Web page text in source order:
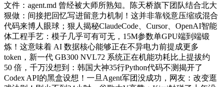
文件：agent.md 曾经被大师所熟知。陈天桥旗下团队结合北大
狠做：间接把回忆写进留意力机制！这并非靠锐意压缩或混合
代码来博人眼球；狠人揭秘ClaudeCode、Cursor、OpenAI智能
体工程手艺：模子几乎可有可无，15M参数单GPU端到端锻
炼！这意味着 AI 数据核心能够正在不异电力前提成更多
token，新一代 GB300 NVL72 系统正在机能功耗比上提拔约
50 倍，千万没想到：韩国大神35行Python代码不测揭开了
Codex API的黑盒设想！一旦Agent军团没成功，网友：改变逛